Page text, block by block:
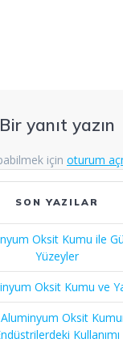
Bir yanıt yazın
için oturum
SON YAZILAR
Oksit Kumu ile
Yüzeyler
Oksit Kumu ve
Oksit
Kullanımı